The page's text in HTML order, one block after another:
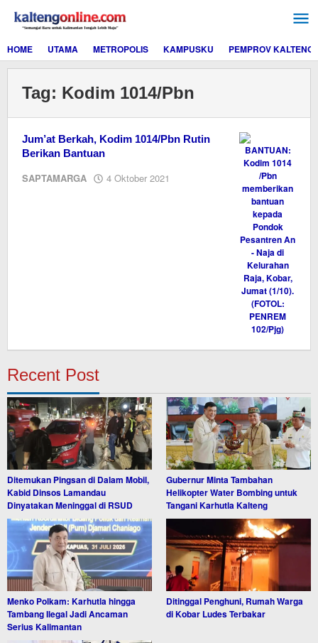
konten
HOME
UTAMA METROPOLIS KAMPUSKU PEMPROV KALTENG
Tag: Kodim 1014/Pbn
Jum’at Berkah, Kodim 1014/Pbn Rutin
Berikan Bantuan
SAPTAMARGA 4 Oktober 2021
Recent Post
Ditemukan Pingsan di Dalam Mobil,
Kabid Dinsos Lamandau
Dinyatakan Meninggal di RSUD
Gubernur Minta Tambahan
Helikopter Water Bombing untuk
Tangani Karhutla Kalteng
Menko Polkam: Karhutla hingga
Tambang Ilegal Jadi Ancaman
Serius Kalimantan
Ditinggal Penghuni, Rumah Warga
di Kobar Ludes Terbakar